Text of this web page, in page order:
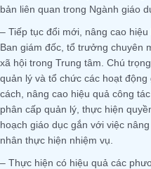
bản liên quan trong Ngành giáo
– Tiếp tục đổi mới, nâng cao
Ban giám đốc, tổ trưởng chuyên
xã hội trong Trung tâm. Chú
quản lý và tổ chức các hoạt
cách, nâng cao hiệu quả công
phân cấp quản lý, thực hiện
hoạch giáo dục gắn với việc
nhân thực hiện nhiệm vụ.
– Thực hiện có hiệu quả các